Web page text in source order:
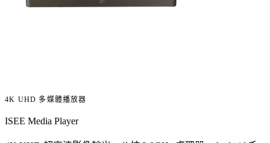
4K UHD 多媒體播放器
ISEE Media Player